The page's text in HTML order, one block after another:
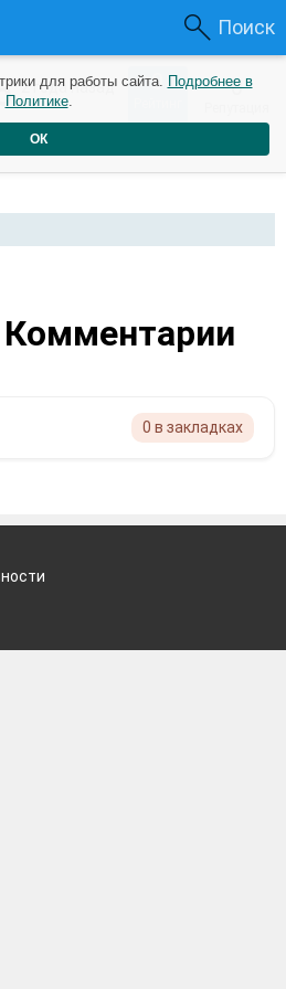
Поиск
2 года назад 0 0
0 в закладках
для работы сайта. Подробнее в
Политике.
ОК